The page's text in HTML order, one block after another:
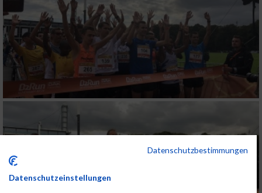
Datenschutzbestimmungen
Datenschutzeinstellungen